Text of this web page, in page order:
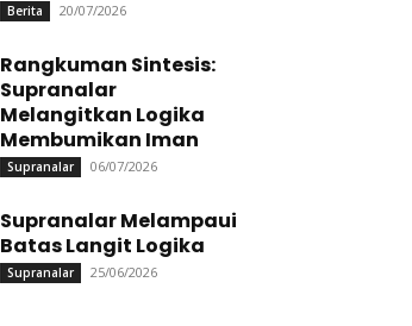
Berita 20/07/2026
Rangkuman Sintesis:
Supranalar
Melangitkan Logika
Membumikan Iman
Supranalar 06/07/2026
Supranalar Melampaui
Batas Langit Logika
Supranalar 25/06/2026